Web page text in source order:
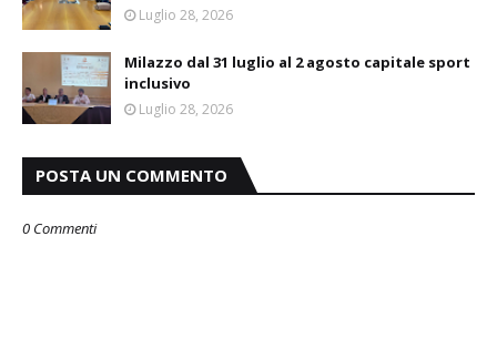
Luglio 28, 2026
Milazzo dal 31 luglio al 2 agosto capitale sport
inclusivo
Luglio 28, 2026
POSTA UN COMMENTO
0 Commenti